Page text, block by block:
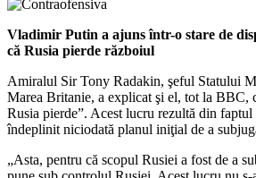
Vladimir Putin a ajuns într-o stare de
că Rusia pierde războiul
Amiralul Sir Tony Radakin, şeful Statului
Marea Britanie, a explicat şi el, tot la BBC,
Rusia pierde”. Acest lucru rezultă din faptul
îndeplinit niciodată planul iniţial de a
„Asta, pentru că scopul Rusiei a fost de a